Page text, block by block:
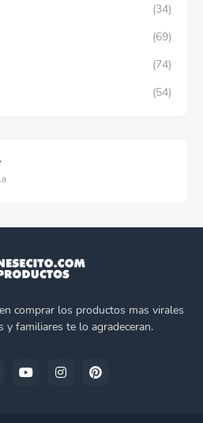
(34)
(69)
(74)
(54)
comprar los productos mas virales
y familiares te lo agradeceran.